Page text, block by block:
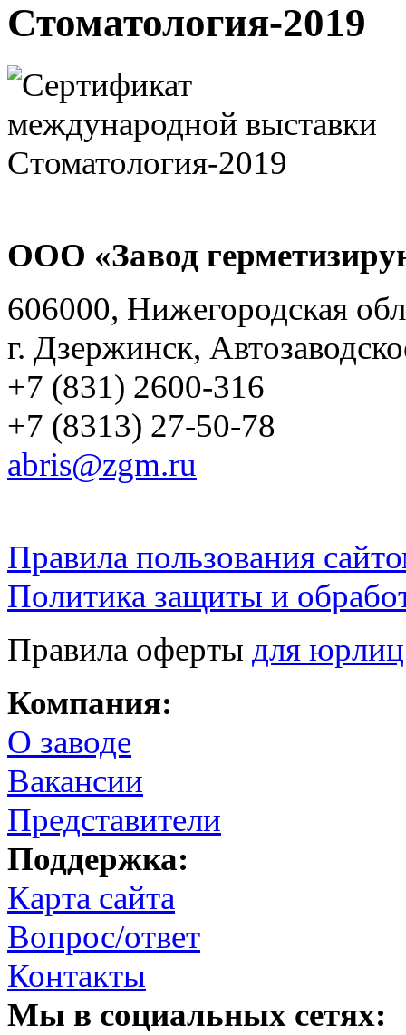
Стоматология-2019
ООО «Завод
606000, Нижегородская
г. Дзержинск,
+7 (831) 2600-316
+7 (8313) 27-50-78
abris@zgm.ru
Правила пользования
Политика защиты и
Правила оферты для
Компания:
О заводе
Вакансии
Представители
Поддержка:
Карта сайта
Вопрос/ответ
Контакты
Мы в социальных сетях: